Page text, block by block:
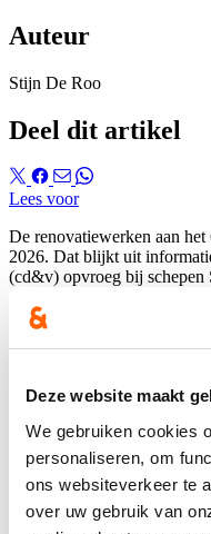
Deze website maakt
We gebruiken cookies
personaliseren, om
ons websiteverkeer te
over uw gebruik van
Auteur
Stijn De Roo
Deel dit artikel
Lees voor
De renovatiewerken aan
2026. Dat blijkt uit
(cd&v) opvroeg bij
Hierover verscheen een
kan je
In de pers
Nieuwe speeltuin in
dit jaar